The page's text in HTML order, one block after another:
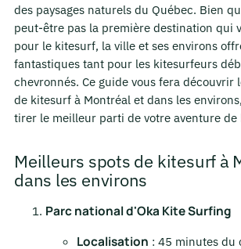
des paysages naturels du Québec. Bien
peut-être pas la première destination qui
pour le kitesurf, la ville et ses environs
fantastiques tant pour les kitesurfeurs
chevronnés. Ce guide vous fera découvrir
de kitesurf à Montréal et dans les
tirer le meilleur parti de votre aventure de
Meilleurs spots de kitesurf à
dans les environs
Parc national d'Oka Kite Surfing
Localisation : 45 minutes du